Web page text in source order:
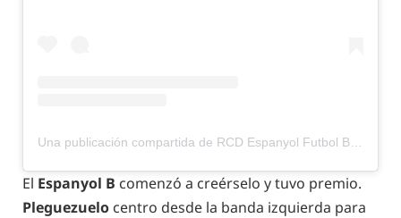
El Espanyol B comenzó a creérselo y tuvo premio.
Pleguezuelo centro desde la banda izquierda para